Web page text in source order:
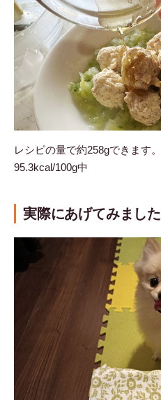
レシピの量で約258gできます。
95.3kcal/100g中
実際にあげてみました